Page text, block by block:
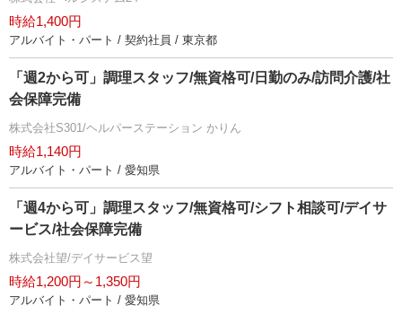
時給1,400円
アルバイト・パート / 契約社員 / 東京都
「週2から可」調理スタッフ/無資格可/日勤のみ/訪問介護/社
会保障完備
株式会社S301/ヘルパーステーション かりん
時給1,140円
アルバイト・パート / 愛知県
「週4から可」調理スタッフ/無資格可/シフト相談可/デイサ
ービス/社会保障完備
株式会社望/デイサービス望
時給1,200円～1,350円
アルバイト・パート / 愛知県